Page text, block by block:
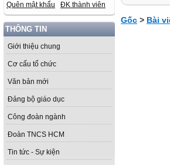
Quên mật khẩu ĐK thành viên
THÔNG TIN
Giới thiệu chung
Cơ cấu tổ chức
Văn bản mới
Đảng bộ giáo dục
Công đoàn ngành
Đoàn TNCS HCM
Tin tức - Sự kiện
Gốc > Bài